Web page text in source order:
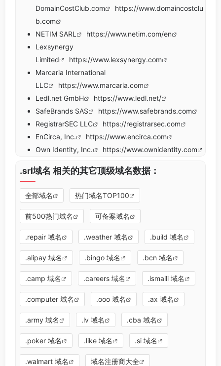
DomainCostClub.com
https://www.domaincostclu
b.com
NETIM SARL
https://www.netim.com/en
Lexsynergy
Limited
https://www.lexsynergy.com
Marcaria International
LLC
https://www.marcaria.com
Ledl.net GmbH
https://www.ledl.net/
SafeBrands SAS
https://www.safebrands.com
RegistrarSEC LLC
https://registrarsec.com
EnCirca, Inc.
https://www.encirca.com
Own Identity, Inc.
https://www.ownidentity.com
.srl域名 相关的其它顶级域名数据：
全部域名 热门域名TOP100
前500热门域名 可备案域名
.repair 域名 .weather 域名 .build 域名
.alipay 域名 .bingo 域名 .bcn 域名
.camp 域名 .careers 域名 .ismaili 域名
.computer 域名 .ooo 域名 .ax 域名
.army 域名 .lv 域名 .cba 域名
.poker 域名 .like 域名 .si 域名
.walmart 域名 域名注册商大全